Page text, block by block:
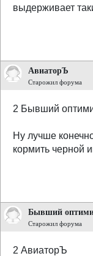
выдерживает
АвиаторЪ
Старожил форума
2 Бывший
Ну лучше
кормить черной
Бывший
Старожил форума
2 АвиаторЪ